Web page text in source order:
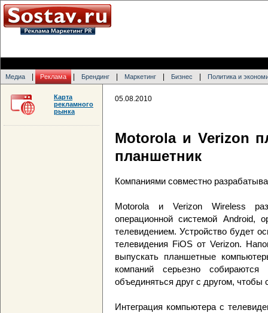
Медиа Реклама Брендинг Маркетинг Бизнес Политика и
05.08.2010
Motorola и Verizon
планшетник
Компаниями совместно
Motorola и Verizon Wireless
операционной системой Android,
телевидением. Устройство будет
телевидения FiOS от Verizon.
выпускать планшетные
компаний серьезно
объединяться друг с другом, чтобы
Интеграция компьютера с
Карта
рекламного
рынка